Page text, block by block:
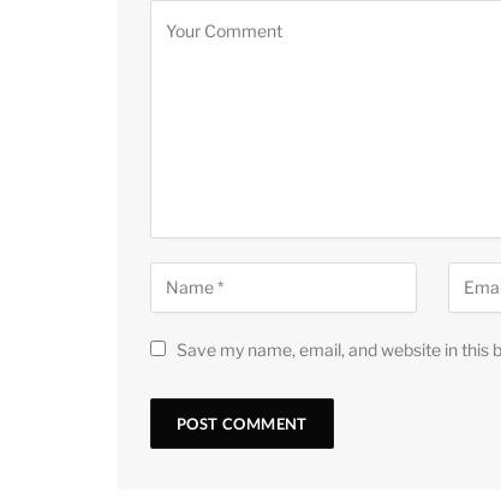
Save my name, email, and website in